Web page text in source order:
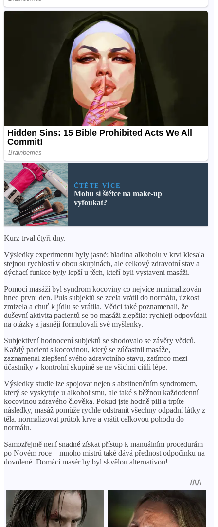
ČTĚTE VÍCE
Mohu si štětce na make-up
vyfoukat?
Kurz trval čtyři dny.
Výsledky experimentu byly jasné: hladina alkoholu v krvi klesala
stejnou rychlostí v obou skupinách, ale celkový zdravotní stav a
dýchací funkce byly lepší u těch, kteří byli vystaveni masáži.
Pomocí masáží byl syndrom kocoviny co nejvíce minimalizován
hned první den. Puls subjektů se zcela vrátil do normálu, úzkost
zmizela a chuť k jídlu se vrátila. Vědci také poznamenali, že
duševní aktivita pacientů se po masáži zlepšila: rychleji odpovídali
na otázky a jasněji formulovali své myšlenky.
Subjektivní hodnocení subjektů se shodovalo se závěry vědců.
Každý pacient s kocovinou, který se zúčastnil masáže,
zaznamenal zlepšení svého zdravotního stavu, zatímco mezi
účastníky v kontrolní skupině se ne všichni cítili lépe.
Výsledky studie lze spojovat nejen s abstinenčním syndromem,
který se vyskytuje u alkoholismu, ale také s běžnou každodenní
kocovinou zdravého člověka. Pokud jste hodně pili a trpíte
následky, masáž pomůže rychle odstranit všechny odpadní látky z
těla, normalizovat průtok krve a vrátit celkovou pohodu do
normálu.
Samozřejmě není snadné získat přístup k manuálním procedurám
po Novém roce – mnoho mistrů také dává přednost odpočinku na
dovolené. Domácí masér by byl skvělou alternativou!